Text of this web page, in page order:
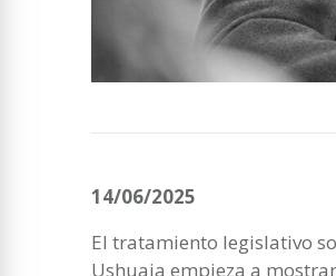
14/06/2025
El tratamiento legislativo
Ushuaia empieza a